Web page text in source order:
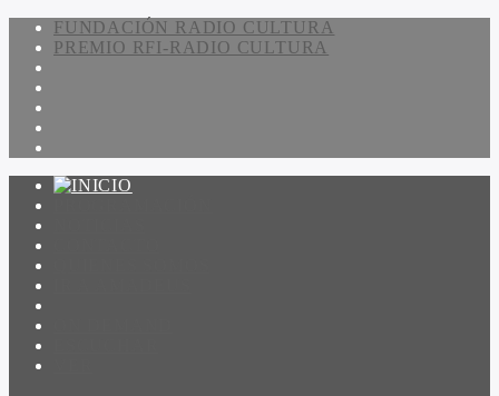
FUNDACIÓN RADIO CULTURA
PREMIO RFI-RADIO CULTURA